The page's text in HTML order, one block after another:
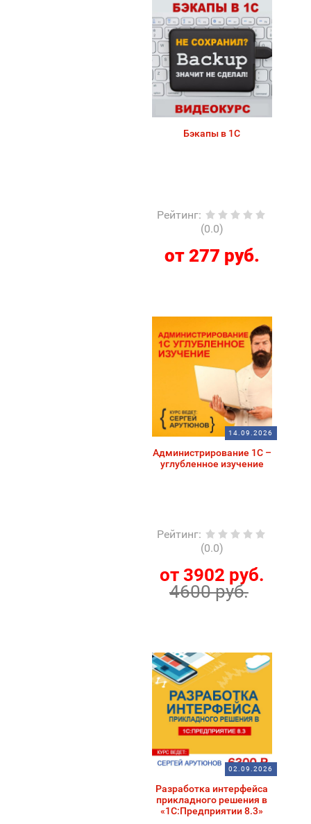
Бэкапы в 1С
Рейтинг:
(0.0)
от 277 руб.
14.09.2026
Администрирование 1С –
углубленное изучение
Рейтинг:
(0.0)
от 3902 руб.
4600 руб.
02.09.2026
Разработка интерфейса
прикладного решения в
«1С:Предприятии 8.3»